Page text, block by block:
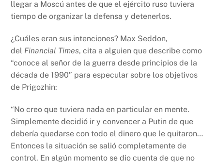
llegar a Moscú antes de que el ejército ruso tuviera
tiempo de organizar la defensa y detenerlos.
¿Cuáles eran sus intenciones? Max Seddon,
del Financial Times, cita a alguien que describe como
“conoce al señor de la guerra desde principios de la
década de 1990” para especular sobre los objetivos
de Prigozhin:
“No creo que tuviera nada en particular en mente.
Simplemente decidió ir y convencer a Putin de que
debería quedarse con todo el dinero que le quitaron…
Entonces la situación se salió completamente de
control. En algún momento se dio cuenta de que no